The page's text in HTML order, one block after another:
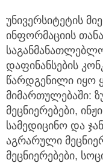
უნივერსიტეტის
ინფორმაციის
დაფინანსების
წარდგენილი იყო
მიმართულებაში:
მეცნიერებები,
სამედიცინო და
აგრარული
მეცნიერებები,